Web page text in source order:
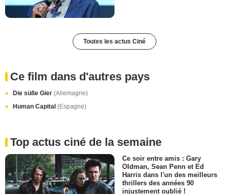
Toutes les actus Ciné
Ce film dans d'autres pays
Die süße Gier (Allemagne)
Human Capital (Espagne)
Top actus ciné de la semaine
Ce soir entre amis : Gary
Oldman, Sean Penn et Ed
Harris dans l'un des meilleurs
thrillers des années 90
injustement oublié !